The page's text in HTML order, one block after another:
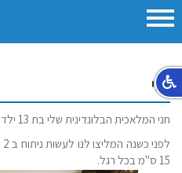
חני
חני המלאכית הבלונדינית שלי בת 13 ילדה שמאובחנת עם אוטיזם ופיגור קשה
15 ס
"מ בכל רגל.